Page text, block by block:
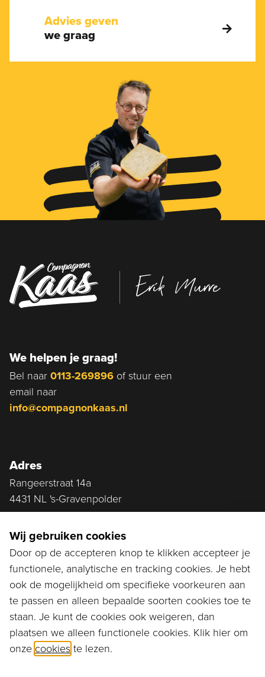
Advies geven
we graag
Erik Murre
We helpen je graag!
Bel naar 0113-269896 of stuur een
email naar
info@compagnonkaas.nl
Adres
Rangeerstraat 14a
4431 NL 's-Gravenpolder
Ga naar...
Bestellen
Diensten
Assortiment
Wij gebruiken cookies
Door op de accepteren knop te klikken accepteer je
functionele, analytische en tracking cookies. Je hebt
ook de mogelijkheid om specifieke voorkeuren aan
te passen en alleen bepaalde soorten cookies toe te
staan. Je kunt de cookies ook weigeren, dan
plaatsen we alleen functionele cookies. Klik hier om
onze cookies te lezen.